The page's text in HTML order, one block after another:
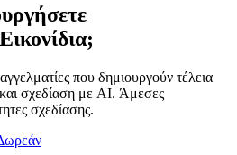
που δημιουργούν τέλεια
και σχεδίαση με AI. Άμεσες
σχεδίασης.